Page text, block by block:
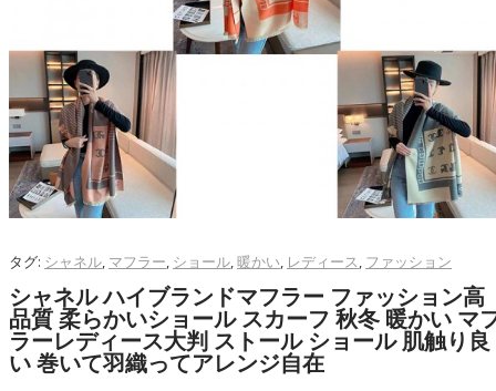
タグ: シャネル, マフラー, ショール,暖かい, レディース, ファッション
シャネル ハイブランドマフラー ファッション高
品質 柔らかいショール スカーフ 秋冬 暖かい マ
ラーレディース大判 ストール ショール 肌触り良
い 巻いて羽織ってアレンジ自在